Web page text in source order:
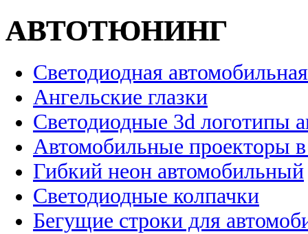
АВТОТЮНИНГ
Светодиодная
Ангельские глазки
Светодиодные 3d логотипы
Автомобильные проекторы
Гибкий неон автомобильный
Светодиодные колпачки
Бегущие строки для